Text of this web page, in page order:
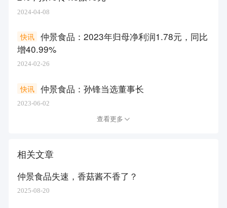
2024-04-08
仲景食品：2023年归母净利润1.78元，同比
增40.99%
快讯
2024-02-26
仲景食品：孙锋当选董事长
快讯
2023-06-02
查看更多
相关文章
仲景食品失速，香菇酱不香了？
2025-08-20